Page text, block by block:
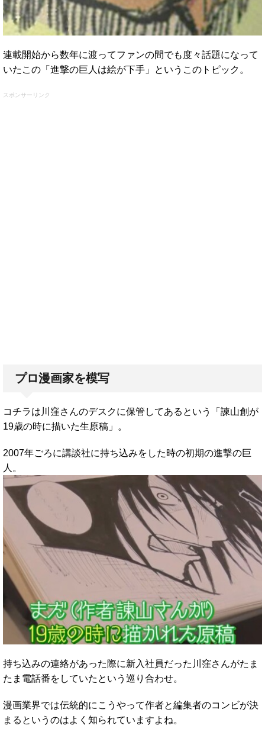
連載開始から数年に渡ってファンの間でも度々話題になって
いたこの「進撃の巨人は絵が下手」というこのトピック。
スポンサーリンク
プロ漫画家を模写
コチラは川窪さんのデスクに保管してあるという「諫山創が
19歳の時に描いた生原稿」。
2007年ごろに講談社に持ち込みをした時の初期の進撃の巨
人。
持ち込みの連絡があった際に新入社員だった川窪さんがたま
たま電話番をしていたという巡り合わせ。
漫画業界では伝統的にこうやって作者と編集者のコンビが決
まるというのはよく知られていますよね。